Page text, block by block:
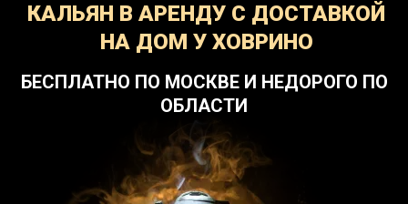
КАЛЬЯН В АРЕНДУ С ДОСТАВКОЙ
НА ДОМ У ХОВРИНО
БЕСПЛАТНО ПО МОСКВЕ И НЕДОРОГО ПО
ОБЛАСТИ